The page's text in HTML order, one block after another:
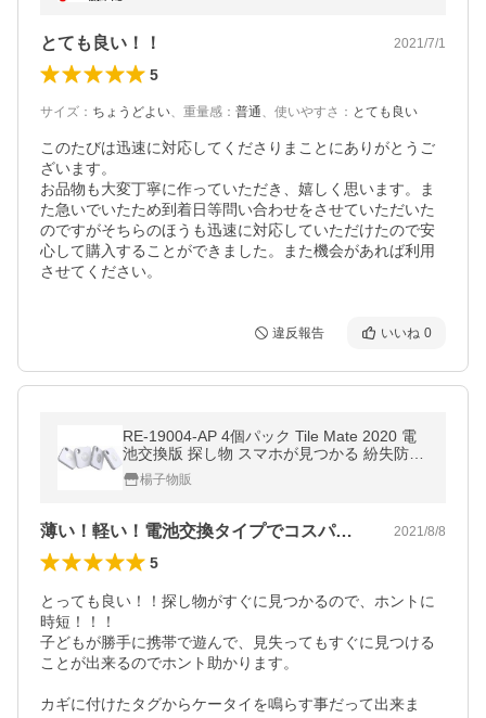
とても良い！！ 2021/7/1
5
サイズ ： ちょうどよい、 重量感 ： 普通、 使いやすさ ： とても良い
このたびは迅速に対応してくださりまことにありがとうご
ざいます。
お品物も大変丁寧に作っていただき、嬉しく思います。ま
た急いでいたため到着日等問い合わせをさせていただいた
のですがそちらのほうも迅速に対応していただけたので安
心して購入することができました。また機会があれば利用
させてください。
違反報告 いいね 0
RE-19004-AP 4個パック Tile Mate 2020 電
池交換版 探し物 スマホが見つかる 紛失防止
日米シェアNo.1 スマートスピーカー対応
楊子物販
薄い！軽い！電池交換タイプでコスパ良し！ 2021/8/8
5
とっても良い！！探し物がすぐに見つかるので、ホントに
時短！！！
子どもが勝手に携帯で遊んで、見失ってもすぐに見つける
ことが出来るのでホント助かります。
カギに付けたタグからケータイを鳴らす事だって出来ま